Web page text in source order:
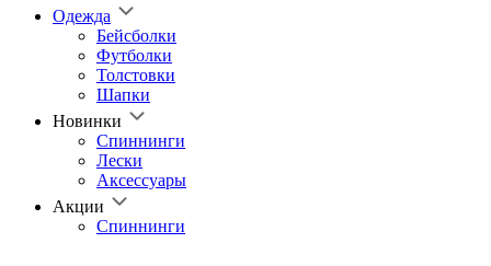
Одежда
Бейсболки
Футболки
Толстовки
Шапки
Новинки
Спиннинги
Лески
Аксессуары
Акции
Спиннинги